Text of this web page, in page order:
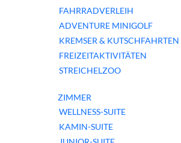
FAHRRADVERLEIH
ADVENTURE MINIGOLF
KREMSER & KUTSCHFAHRTEN
FREIZEITAKTIVITÄTEN
STREICHELZOO
ZIMMER
WELLNESS-SUITE
KAMIN-SUITE